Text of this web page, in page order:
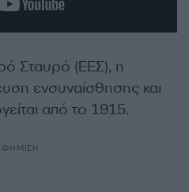
Σταυρό (ΕΕΣ), η
ενσυναίσθησης και
από το 1915.